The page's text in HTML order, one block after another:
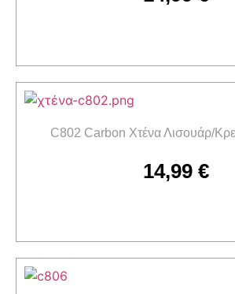
C802 Carbon Χτένα Λισουάρ/
14,99 €